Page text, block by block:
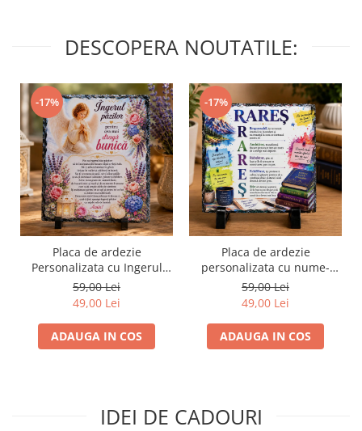
DESCOPERA NOUTATILE:
-17%
Placa de ardezie
Personalizata cu Ingerul
Pazitor pentru Bunica
59,00 Lei
49,00 Lei
ADAUGA IN COS
-17%
Placa de ardezie
personalizata cu nume-
Rares
59,00 Lei
49,00 Lei
ADAUGA IN COS
IDEI DE CADOURI